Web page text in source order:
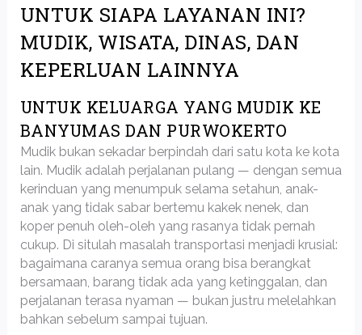
UNTUK SIAPA LAYANAN INI?
MUDIK, WISATA, DINAS, DAN
KEPERLUAN LAINNYA
UNTUK KELUARGA YANG MUDIK KE
BANYUMAS DAN PURWOKERTO
Mudik bukan sekadar berpindah dari satu kota ke kota
lain. Mudik adalah perjalanan pulang — dengan semua
kerinduan yang menumpuk selama setahun, anak-
anak yang tidak sabar bertemu kakek nenek, dan
koper penuh oleh-oleh yang rasanya tidak pernah
cukup. Di situlah masalah transportasi menjadi krusial:
bagaimana caranya semua orang bisa berangkat
bersamaan, barang tidak ada yang ketinggalan, dan
perjalanan terasa nyaman — bukan justru melelahkan
bahkan sebelum sampai tujuan.